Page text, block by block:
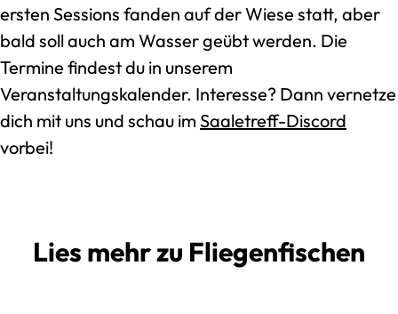
ersten Sessions fanden auf der Wiese statt, aber
bald soll auch am Wasser geübt werden. Die
Termine findest du in unserem
Veranstaltungskalender. Interesse? Dann vernetze
dich mit uns und schau im Saaletreff-Discord
vorbei!
Lies mehr zu Fliegenfischen